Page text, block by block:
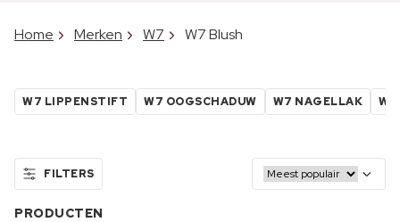
Home Merken W7 W7 Blush
W7 LIPPENSTIFT W7 OOGSCHADUW W7 NAGELLAK W7
FILTERS
PRODUCTEN